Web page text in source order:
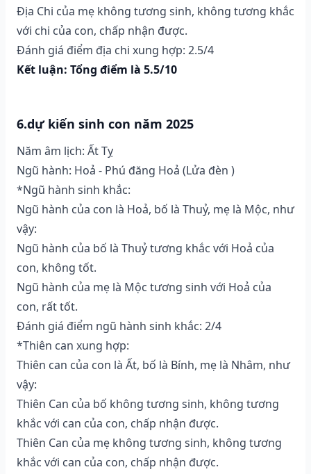
Địa Chi của mẹ không tương sinh, không tương khắc
với chi của con, chấp nhận được.
Đánh giá điểm địa chi xung hợp: 2.5/4
Kết luận: Tổng điểm là 5.5/10
6.dự kiến sinh con năm 2025
Năm âm lịch: Ất Tỵ
Ngũ hành: Hoả - Phú đăng Hoả (Lửa đèn )
*Ngũ hành sinh khắc:
Ngũ hành của con là Hoả, bố là Thuỷ, mẹ là Mộc, như
vậy:
Ngũ hành của bố là Thuỷ tương khắc với Hoả của
con, không tốt.
Ngũ hành của mẹ là Mộc tương sinh với Hoả của
con, rất tốt.
Đánh giá điểm ngũ hành sinh khắc: 2/4
*Thiên can xung hợp:
Thiên can của con là Ất, bố là Bính, mẹ là Nhâm, như
vậy:
Thiên Can của bố không tương sinh, không tương
khắc với can của con, chấp nhận được.
Thiên Can của mẹ không tương sinh, không tương
khắc với can của con, chấp nhận được.